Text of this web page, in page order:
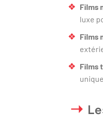
Films
luxe
Films
Films
unique.